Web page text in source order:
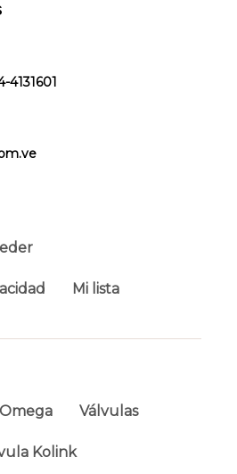
4131601
Mi lista
Válvulas
Kolink